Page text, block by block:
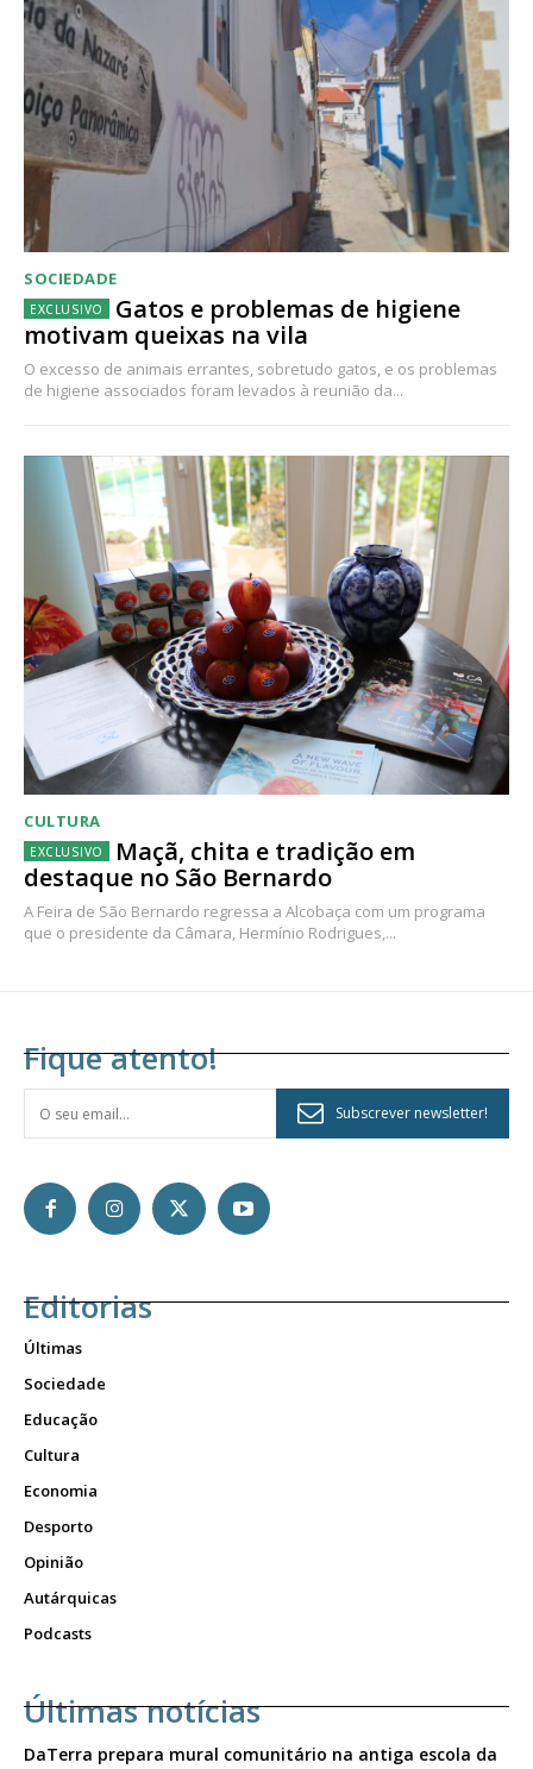
SOCIEDADE
Gatos e problemas de higiene
motivam queixas na vila
O excesso de animais errantes, sobretudo gatos, e os problemas
de higiene associados foram levados à reunião da...
CULTURA
Maçã, chita e tradição em
destaque no São Bernardo
A Feira de São Bernardo regressa a Alcobaça com um programa
que o presidente da Câmara, Hermínio Rodrigues,...
Fique atento!
Subscrever newsletter!
Editorias
Últimas
Sociedade
Educação
Cultura
Economia
Desporto
Opinião
Autárquicas
Podcasts
Últimas notícias
DaTerra prepara mural comunitário na antiga escola da